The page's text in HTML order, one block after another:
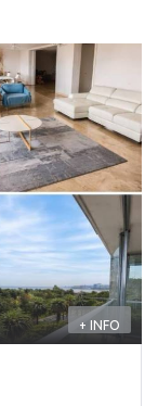
+ INFO